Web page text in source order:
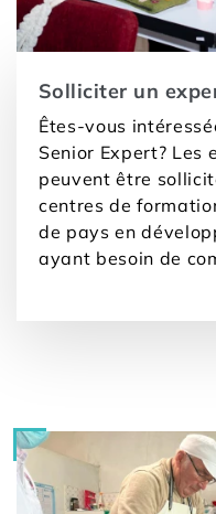
Solliciter un
Êtes-vous
Senior Expert? Les
peuvent être
centres de
de pays en
ayant besoin de
pour faire face
cadre de leurs
se permettre une